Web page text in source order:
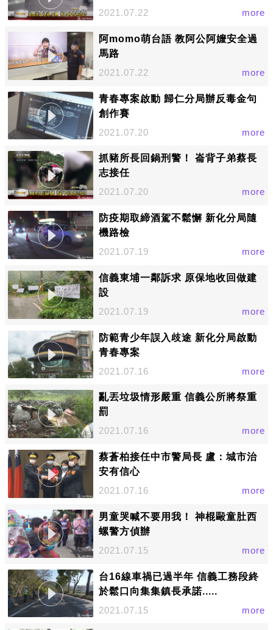
2021.07.22 more
阿momo萌台語 教阿公阿嬤安全過
馬路
2021.07.22
more
青春專案啟動 歸仁分局辦反毒金句
創作賽
2021.07.20
more
抓豬所長回鍋刑警！ 崙背子弟蔡長
志接任
2021.07.20
more
防疫期取締酒駕不鬆懈 新化分局隨
機路檢
2021.07.19
more
信義東埔一鄰訴求 原保地收回做建
設
2021.07.19
more
防範青少年誤入歧途 新化分局啟動
青春專案
2021.07.16
more
亂丟垃圾情形嚴重 信義公所將祭重
罰
2021.07.16
more
蔡蒼柏接任中市警局長 盧：城市治
安有信心
2021.07.16
more
男童哭喊不要用我！ 神棍毆童肚西
螺警方偵辦
2021.07.15
more
台16線車禍已過半年 信義工務段終
於鬆口向集集鎮長承諾.....
2021.07.15
more